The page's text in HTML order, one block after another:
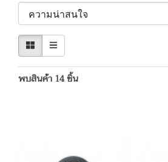
พบสินค้า 14 ชิ้น